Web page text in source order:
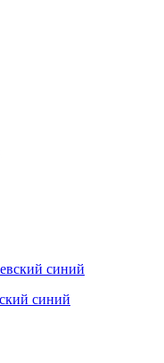
синий